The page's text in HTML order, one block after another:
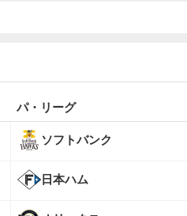
パ・リーグ
ソフトバンク
日本ハム